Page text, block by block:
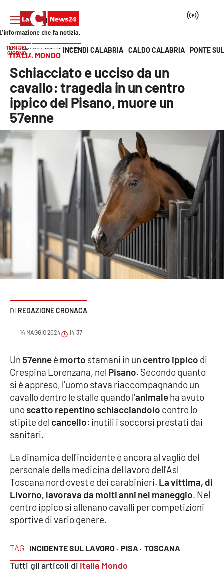
SEZIONI
Cronaca
Politica
Economia e lavoro
Italia Mondo
Sanità
Cultura
Podcast
Meteo
Editoriali
VIDEO
Ambiente
Cultura
Economia e Lavoro
Politica
Sanità
Società
Vai
TEMI DEL
GIORNO
INCENDI CALABRIA CALDO CALABRIA PONTE
HOME PAGE ITALIA MONDO
ITALIA MONDO
Schiacciato e ucciso da un
cavallo: tragedia in un centro
ippico del Pisano, muore un
57enne
REDAZIONE CRONACA
14 MAGGIO 2024 14:37
TAG INCIDENTE SUL LAVORO · PISA · TOSCANA
Tutti gli articoli di Italia Mondo
Un 57enneè morto stamani in un centro ippico di
Crespina Lorenzana, nel Pisano. Secondo quanto
si è appreso, l'uomo stava riaccompagnando un
cavallo dentro le stalle quando l'animaleha avuto
unoscatto repentino schiacciandolo contro lo
stipite del cancello: inutili i soccorsi prestati dai
sanitari.
La dinamica dell'incidente è ancora al vaglio del
personale della medicina del lavoro dell'Asl
Toscana nord ovest e dei carabinieri. La vittima, di
Livorno, lavorava da molti anni nel maneggio. Nel
centro ippico si allenano cavalli per competizioni
sportive di vario genere.